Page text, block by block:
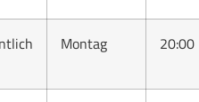
Montag 20:00